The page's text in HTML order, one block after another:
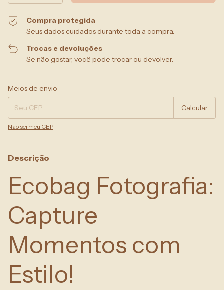
Compra protegida
Seus dados cuidados durante toda a compra.
Trocas e devoluções
Se não gostar, você pode trocar ou devolver.
Entregas para o CEP:
Meios de envio
Calcular
Não sei meu CEP
Descrição
Ecobag Fotografia:
Capture
Momentos com
Estilo!